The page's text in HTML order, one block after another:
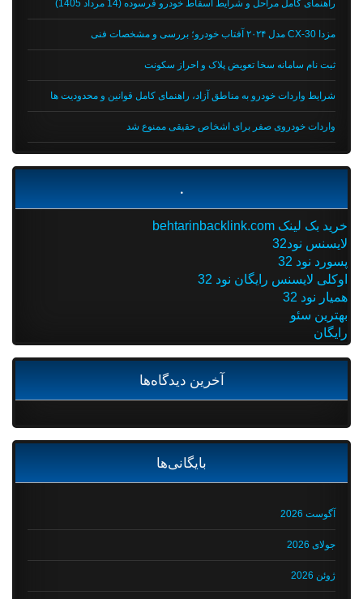
راهنمای کامل مراحل و شرایط اسقاط خودرو فرسوده (14 مرداد 1405)
مزدا CX-30 مدل ۲۰۲۴ آفتاب خودرو؛ بررسی و مشخصات فنی
ثبت نام سامانه سخا تعویض پلاک و احراز سکونت
شرایط واردات خودرو به مناطق آزاد، راهنمای کامل قوانین و محدودیت ها
واردات خودروی صفر برای اشخاص حقیقی ممنوع شد
خرید بک لینک behtarinbacklink.com
لایسنس نود32
پسورد نود 32
اوکلی لایسنس رایگان نود 32
همیار نود 32
بهترین سئو
رایگان
آخرین دیدگاه‌ها
بایگانی‌ها
آگوست 2026
جولای 2026
ژوئن 2026